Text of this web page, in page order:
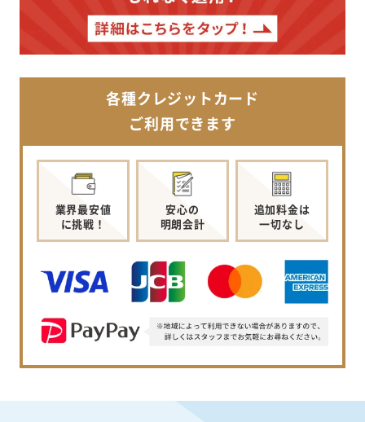
各種クレジットカード
ご利用できます
業界最安値
に挑戦！
安心の
明朗会計
追加料金は
一切なし